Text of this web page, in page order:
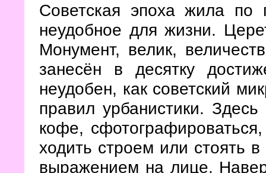
Советская эпоха жила
неудобное для жизни.
Монумент, велик,
занесён в десятку
неудобен, как советский
правил урбанистики.
кофе,
ходить строем или стоять
выражением на лице.